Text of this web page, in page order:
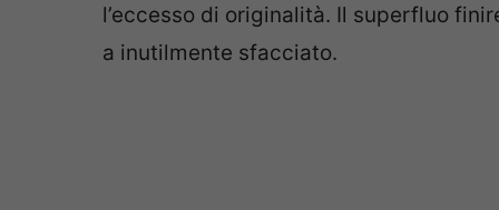
l’eccesso di originalità. Il superfluo
a inutilmente sfacciato.